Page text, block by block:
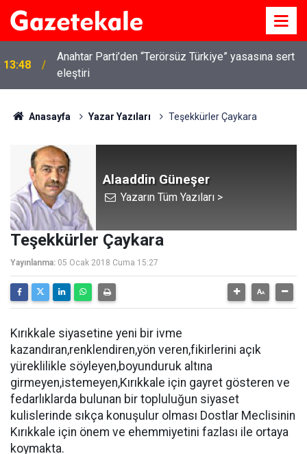
13:48
Anahtar Parti’den “Terörsüz Türkiye” yasasına sert
eleştiri
13:07
Kırıkkale’de hayvan hastalıklarına karşı denetimler
Anasayfa Yazar Yazıları Teşekkürler Çaykara
Alaaddin Güneşer
Yazarın Tüm Yazıları >
Teşekkürler Çaykara
Yayınlanma: 05 Ocak 2018 Cuma 15:27
Kırıkkale siyasetine yeni bir ivme
kazandıran,renklendiren,yön veren,fikirlerini açık
yüreklilikle söyleyen,boyunduruk altına
girmeyen,istemeyen,Kırıkkale için gayret gösteren ve
fedarlıklarda bulunan bir topluluğun siyaset
kulislerinde sıkça konuşulur olması Dostlar Meclisinin
Kırıkkale için önem ve ehemmiyetini fazlası ile ortaya
koymakta.